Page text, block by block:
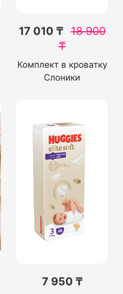
17 010 ₸ 18 900
₸
Комплект в кроватку
Слоники
7 950 ₸